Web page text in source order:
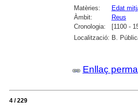
Matèries: Edat
Àmbit:
Reus
Cronologia:
[1100 -
Localització: B.
Enllaç
4 / 229